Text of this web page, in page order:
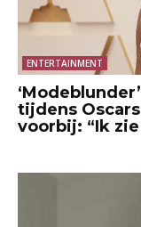
ENTERTAINMENT
tijdens
voorbij: “Ik